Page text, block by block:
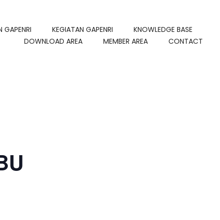
GAPENRI KEGIATAN GAPENRI
KNOWLEDGE BASE
DOWNLOAD AREA
MEMBER AREA CONTACT